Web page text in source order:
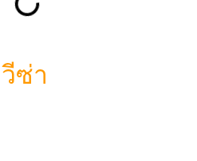
ซ่า